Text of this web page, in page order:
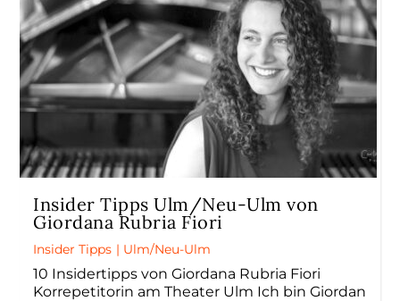
Insider Tipps Ulm/Neu-Ulm von
Giordana Rubria Fiori
Insider Tipps | Ulm/Neu-Ulm
10 Insidertipps von Giordana Rubria Fiori
Korrepetitorin am Theater Ulm Ich bin Giordan